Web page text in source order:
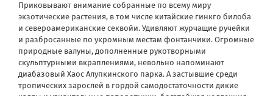
Приковывают внимание собранные по всему миру
экзотические растения, в том числе китайские гинкго билоба
и североамериканские секвойи. Удивляют журчащие ручейки
и разбросанные по укромным местам фонтанчики. Огромные
природные валуны, дополненные рукотворными
скульптурными вкраплениями, невольно напоминают
диабазовый Хаос Алупкинского парка. А застывшие среди
тропических зарослей в гордой самодостаточности дикие